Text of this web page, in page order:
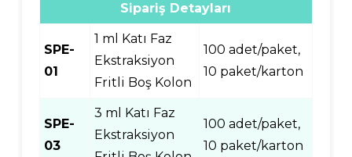
Sipariş Detayları
SPE-
01
1 ml Katı Faz
Ekstraksiyon
Fritli Boş Kolon
100 adet/paket,
10 paket/karton
SPE-
03
3 ml Katı Faz
Ekstraksiyon
100 adet/paket,
10 paket/karton